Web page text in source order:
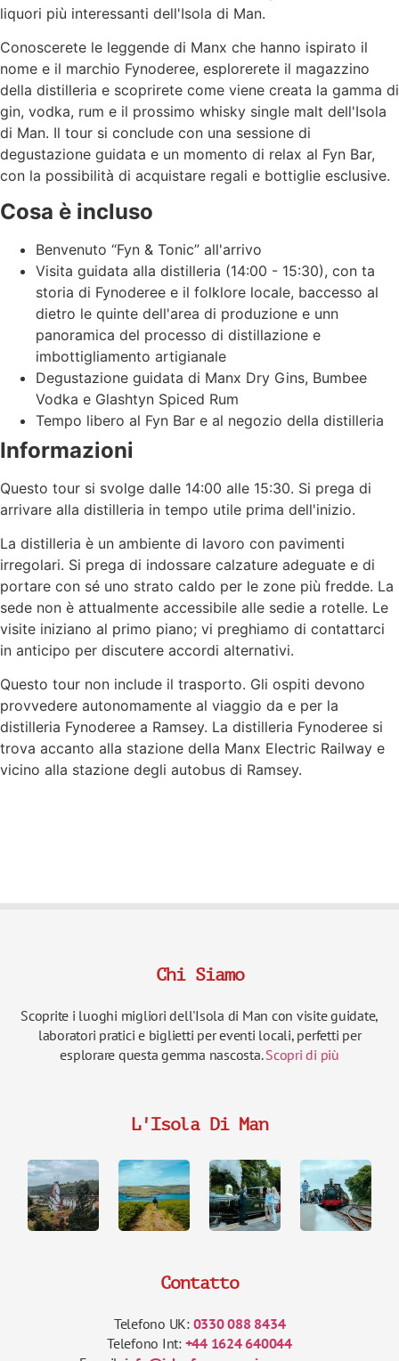
liquori più interessanti dell'Isola di Man.
Conoscerete le leggende di Manx che hanno ispirato il
nome e il marchio Fynoderee, esplorerete il magazzino
della distilleria e scoprirete come viene creata la gamma di
gin, vodka, rum e il prossimo whisky single malt dell'Isola
di Man. Il tour si conclude con una sessione di
degustazione guidata e un momento di relax al Fyn Bar,
con la possibilità di acquistare regali e bottiglie esclusive.
Cosa è incluso
Benvenuto “Fyn & Tonic” all'arrivo
Visita guidata alla distilleria (14:00 - 15:30), con ta
storia di Fynoderee e il folklore locale, baccesso al
dietro le quinte dell'area di produzione e unn
panoramica del processo di distillazione e
imbottigliamento artigianale
Degustazione guidata di Manx Dry Gins, Bumbee
Vodka e Glashtyn Spiced Rum
Tempo libero al Fyn Bar e al negozio della distilleria
Informazioni
Questo tour si svolge dalle 14:00 alle 15:30. Si prega di
arrivare alla distilleria in tempo utile prima dell'inizio.
La distilleria è un ambiente di lavoro con pavimenti
irregolari. Si prega di indossare calzature adeguate e di
portare con sé uno strato caldo per le zone più fredde. La
sede non è attualmente accessibile alle sedie a rotelle. Le
visite iniziano al primo piano; vi preghiamo di contattarci
in anticipo per discutere accordi alternativi.
Questo tour non include il trasporto. Gli ospiti devono
provvedere autonomamente al viaggio da e per la
distilleria Fynoderee a Ramsey. La distilleria Fynoderee si
trova accanto alla stazione della Manx Electric Railway e
vicino alla stazione degli autobus di Ramsey.
Chi Siamo
Scoprite i luoghi migliori dell'Isola di Man con visite guidate,
laboratori pratici e biglietti per eventi locali, perfetti per
esplorare questa gemma nascosta.Scopri di più
L'Isola Di Man
Contatto
Telefono UK: 0330 088 8434
Telefono Int: +44 1624 640044